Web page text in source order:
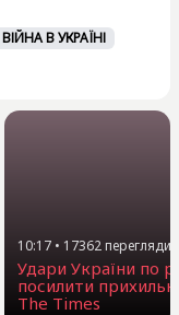
ВІЙНА В УКРАЇНІ
10:17 • 17362перегляди
Удари України по
посилити
The Times